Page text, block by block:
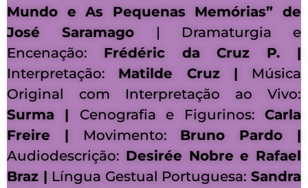
Mundo e As Pequenas Memórias” de
José Saramago | Dramaturgia e
Encenação: Frédéric da Cruz P. |
Interpretação: Matilde Cruz | Música
Original com Interpretação ao Vivo:
Surma | Cenografia e Figurinos:Carla
Freire | Movimento: Bruno Pardo |
Audiodescrição: Desirée Nobre e Rafael
Braz | Língua Gestual Portuguesa:Sandra